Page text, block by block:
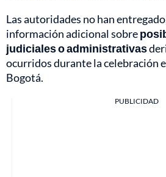
Las autoridades no han
información adicional sobre
judiciales o administrativas
ocurridos durante la celebración
Bogotá.
PUBLICIDAD